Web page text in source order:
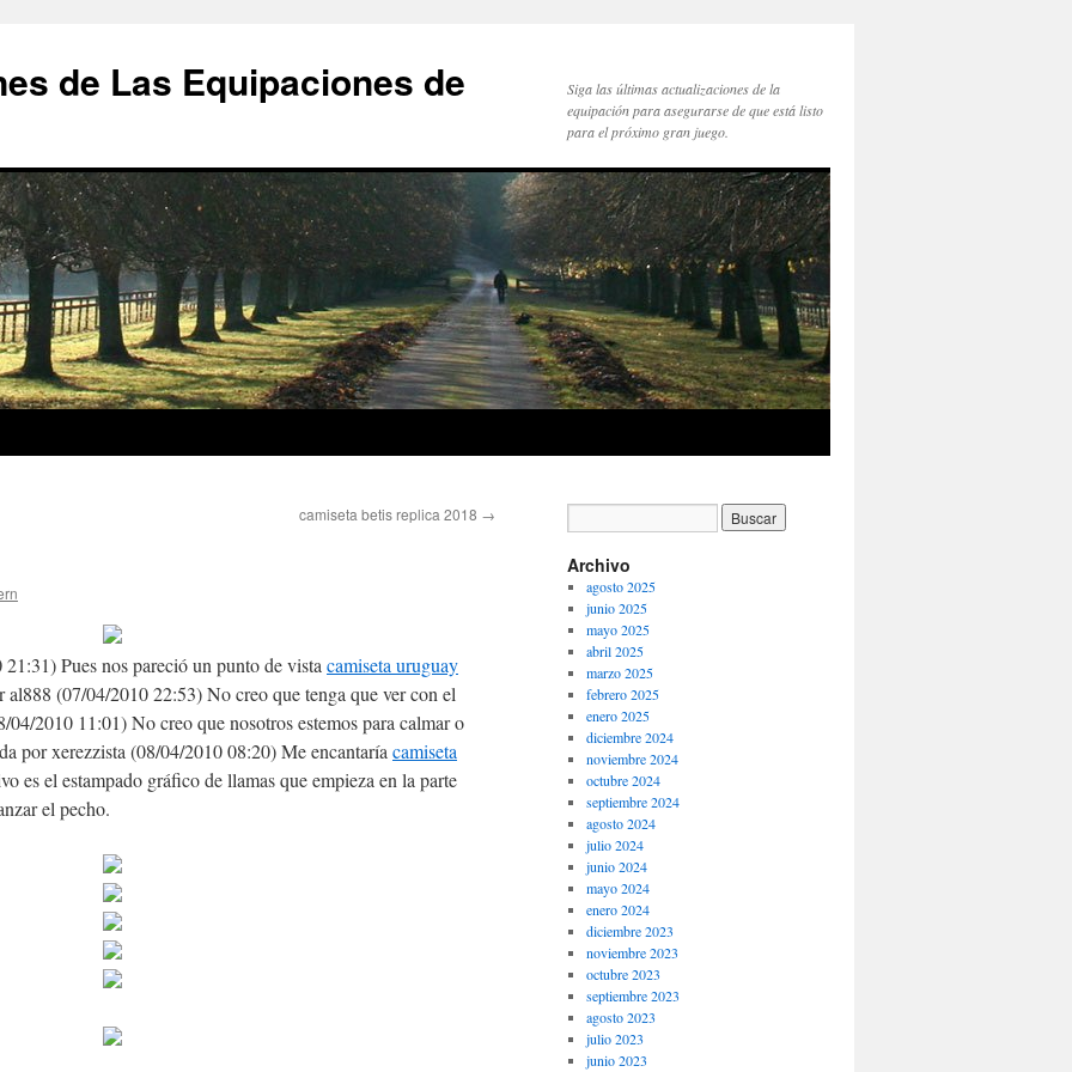
de Las Equipaciones de
Siga las últimas actualizaciones de la
equipación para asegurarse de que está listo
para el próximo gran juego.
camiseta betis replica 2018 →
Pues nos pareció un punto de vista camiseta uruguay
al888 (07/04/2010 22:53) No creo que tenga que ver con el
2010 11:01) No creo que nosotros estemos para calmar o
por xerezzista (08/04/2010 08:20) Me encantaría camiseta
es el estampado gráfico de llamas que empieza en la parte
el pecho.
Archivo
agosto 2025
junio 2025
mayo 2025
abril 2025
marzo 2025
febrero 2025
enero 2025
diciembre 2024
noviembre 2024
octubre 2024
septiembre 2024
agosto 2024
julio 2024
junio 2024
mayo 2024
enero 2024
diciembre 2023
noviembre 2023
octubre 2023
septiembre 2023
agosto 2023
julio 2023
junio 2023